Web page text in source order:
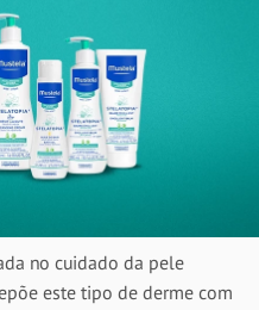
no cuidado da pele
este tipo de derme com